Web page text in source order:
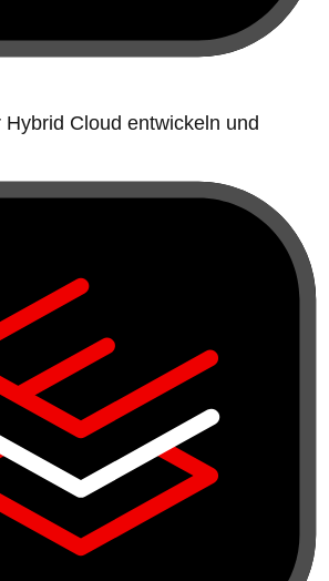
Cloud entwickeln und